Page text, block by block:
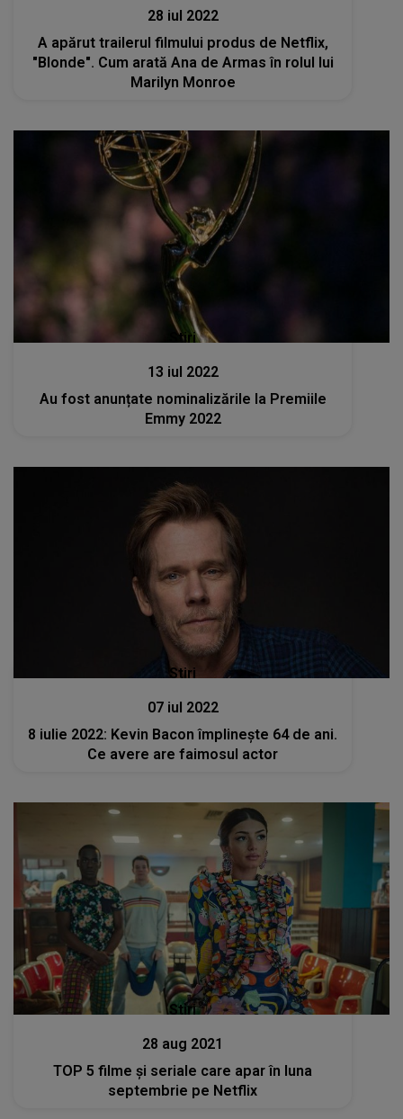
28 iul 2022
A apărut trailerul filmului produs de Netflix,
"Blonde". Cum arată Ana de Armas în rolul lui
Marilyn Monroe
Stiri
13 iul 2022
Au fost anunțate nominalizările la Premiile
Emmy 2022
Stiri
07 iul 2022
8 iulie 2022: Kevin Bacon împlineşte 64 de ani.
Ce avere are faimosul actor
Stiri
28 aug 2021
TOP 5 filme și seriale care apar în luna
septembrie pe Netflix